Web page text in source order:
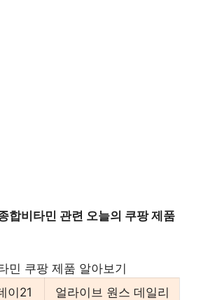
합비타민 관련 오늘의 쿠팡 제품
민 쿠팡 제품 알아보기
이21
얼라이브 원스 데일리